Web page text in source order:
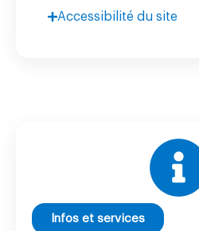
Accessibilité du site
Infos et services